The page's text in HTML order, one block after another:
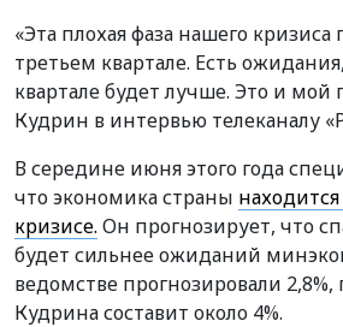
«Эта плохая фаза нашего кризиса
третьем квартале. Есть
квартале будет лучше. Это и мой
Кудрин в интервью телеканалу
В середине июня этого года
что экономика страны
кризисе. Он прогнозирует, что
будет сильнее ожиданий
ведомстве прогнозировали 2,8%,
Кудрина составит около 4%.